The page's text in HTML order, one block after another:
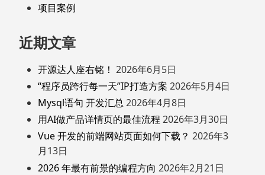
项目案例
近期文章
开源达人座右铭！ 2026年6月5日
“程序员跨行每一天”IP打造方案 2026年5月4日
Mysql语句 开发汇总 2026年4月8日
用AI做产品详情页的最佳流程 2026年3月30日
Vue 开发的前端网站页面如何下载？ 2026年3
月13日
2026 年最有前景的编程方向 2026年2月21日